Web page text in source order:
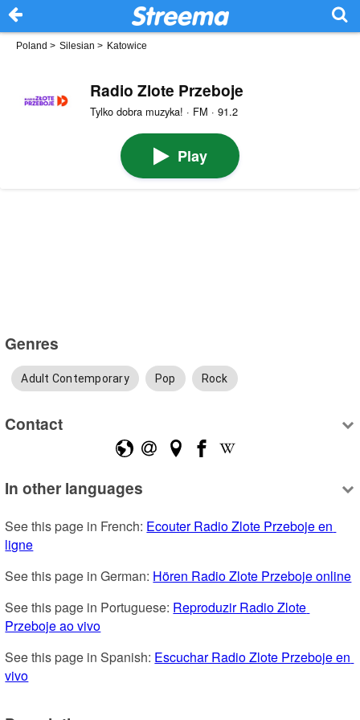
Poland > Silesian > Katowice
Radio Zlote Przeboje
Tylko dobra muzyka! · FM · 91.2
Play
Genres
Adult Contemporary Pop Rock
Contact
In other languages
See this page in French: Ecouter Radio Zlote Przeboje en
ligne
See this page in German: Hören Radio Zlote Przeboje online
See this page in Portuguese: Reproduzir Radio Zlote
Przeboje ao vivo
See this page in Spanish: Escuchar Radio Zlote Przeboje en
vivo